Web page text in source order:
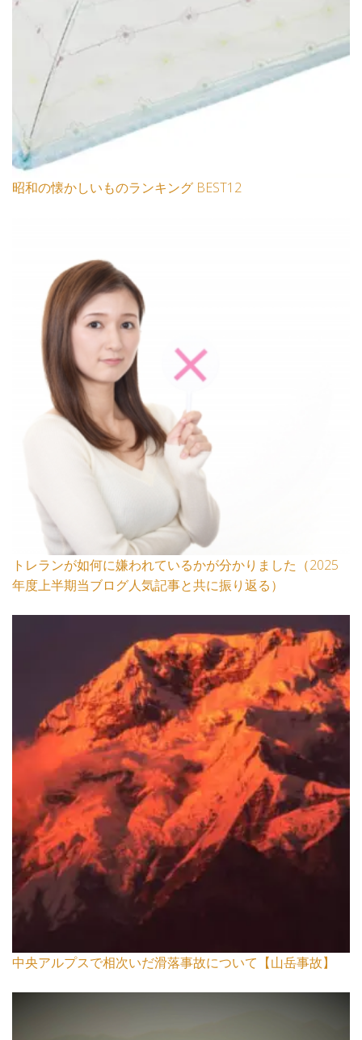
昭和の懐かしいものランキング BEST12
トレランが如何に嫌われているかが分かりました（2025
年度上半期当ブログ人気記事と共に振り返る）
中央アルプスで相次いだ滑落事故について【山岳事故】